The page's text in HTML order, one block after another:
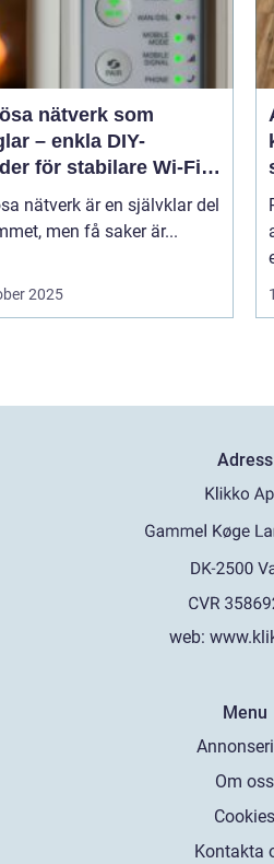
nätverk som
– enkla DIY-
för stabilare Wi-Fi i
nätverk är en självklar del
men få saker är...
2025
Adress
web:
Menu
Om oss
Cookies
Kontakta